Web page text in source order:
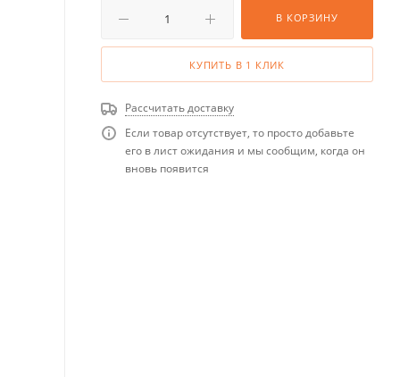
В КОРЗИНУ
КУПИТЬ В 1 КЛИК
Рассчитать доставку
Если товар отсутствует, то просто добавьте
его в лист ожидания и мы сообщим, когда он
вновь появится